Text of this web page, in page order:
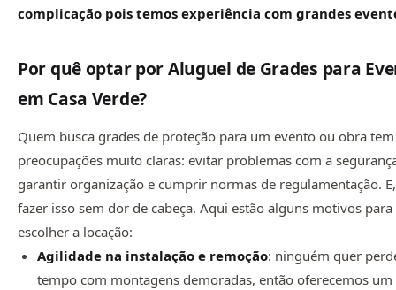
complicação pois temos experiência com grandes
Por quê optar por Aluguel de Grades para
em Casa Verde?
Quem busca grades de proteção para um evento ou obra tem
preocupações muito claras: evitar problemas com a
garantir organização e cumprir normas de regulamentação.
fazer isso sem dor de cabeça. Aqui estão alguns motivos para
escolher a locação:
Agilidade na instalação e remoção: ninguém quer
tempo com montagens demoradas, então oferecemos um